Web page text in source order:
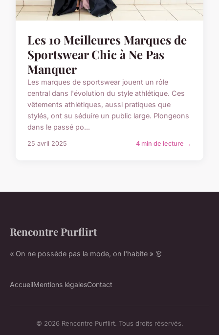
Les 10 Meilleures Marques de
Sportswear Chic à Ne Pas
Manquer
Les marques de sportswear jouent un rôle
central dans l'évolution du style athlétique. Ces
vêtements athlétiques, aussi pratiques que
stylés, ont su séduire un public large. Plongeons
dans le passé po...
25 avril 2025 4 min de lecture →
Rencontre Purflirt
« On ne possède pas la mode, on l'habite » 👗
AccueilMentions légalesContact
© 2026 Rencontre Purflirt. Tous droits réservés.